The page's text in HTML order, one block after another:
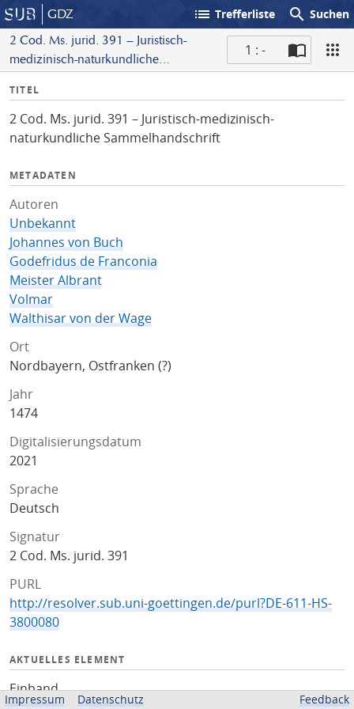
GDZ list Trefferliste search Suchen
2 Cod. Ms. jurid. 391 – Juristisch-
medizinisch-naturkundliche
1 : -
I
f
o
TITEL
2 Cod. Ms. jurid. 391 – Juristisch-medizinisch-
naturkundliche Sammelhandschrift
METADATEN
Autoren
Unbekannt
Johannes von Buch
Godefridus de Franconia
Meister Albrant
Volmar
Walthisar von der Wage
Ort
Nordbayern, Ostfranken (?)
Jahr
1474
Digitalisierungsdatum
2021
Sprache
Deutsch
Signatur
2 Cod. Ms. jurid. 391
PURL
http://resolver.sub.uni-goettingen.de/purl?DE-611-HS-
3800080
AKTUELLES ELEMENT
Einband
Impressum Datenschutz Feedback